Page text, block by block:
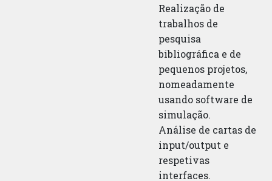
Realização de
trabalhos de
pesquisa
bibliográfica e de
pequenos projetos,
nomeadamente
usando software de
simulação.
Análise de cartas de
input/output e
respetivas
interfaces.